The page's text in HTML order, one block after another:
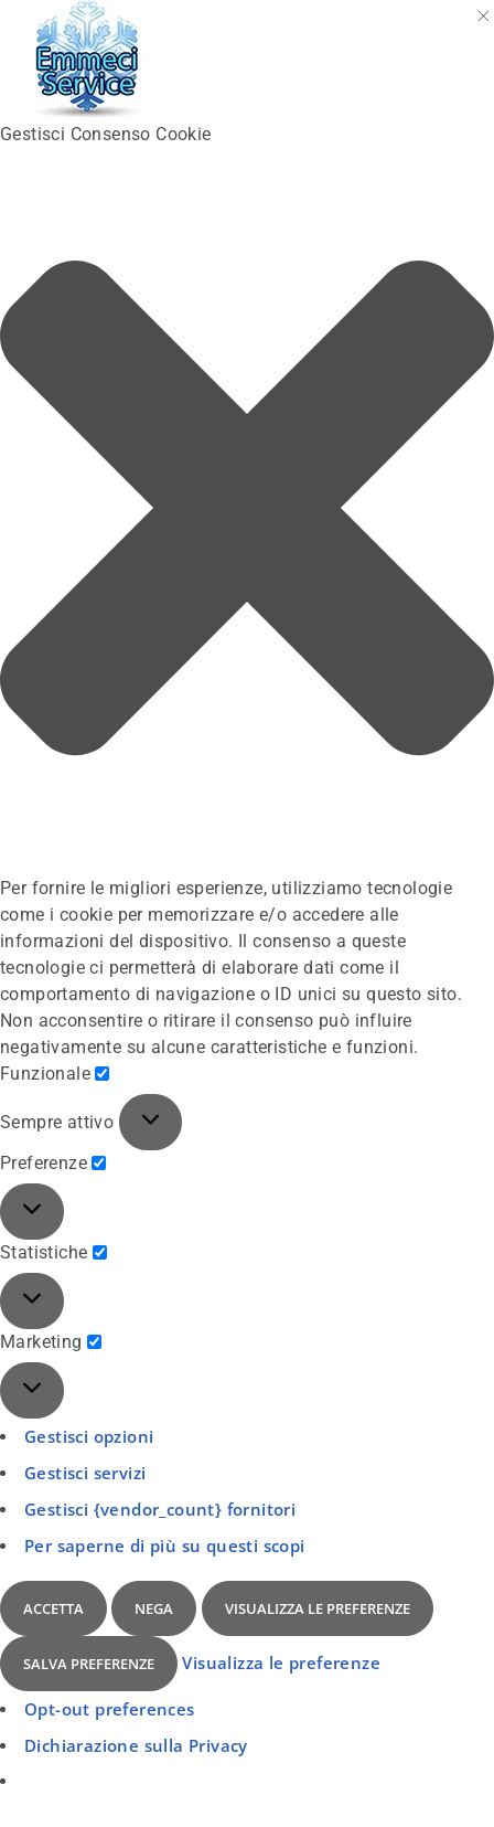
Gestisci Consenso Cookie
Per fornire le migliori esperienze, utilizziamo tecnologie
come i cookie per memorizzare e/o accedere alle
informazioni del dispositivo. Il consenso a queste
tecnologie ci permetterà di elaborare dati come il
comportamento di navigazione o ID unici su questo sito.
Non acconsentire o ritirare il consenso può influire
negativamente su alcune caratteristiche e funzioni.
Funzionale
Sempre attivo
Preferenze
Statistiche
Marketing
Gestisci opzioni
Gestisci servizi
Gestisci {vendor_count} fornitori
Per saperne di più su questi scopi
ACCETTA NEGA VISUALIZZA LE PREFERENZE
SALVA PREFERENZE Visualizza le preferenze
Opt-out preferences
Dichiarazione sulla Privacy